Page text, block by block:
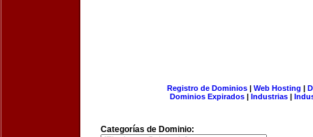
Registro de Dominios| Web Hosting |
Dominios Expirados | Industrias |
Categorías de Dominio: